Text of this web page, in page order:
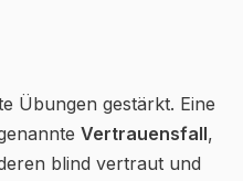
Übungen gestärkt. Eine
Vertrauensfall,
blind vertraut und